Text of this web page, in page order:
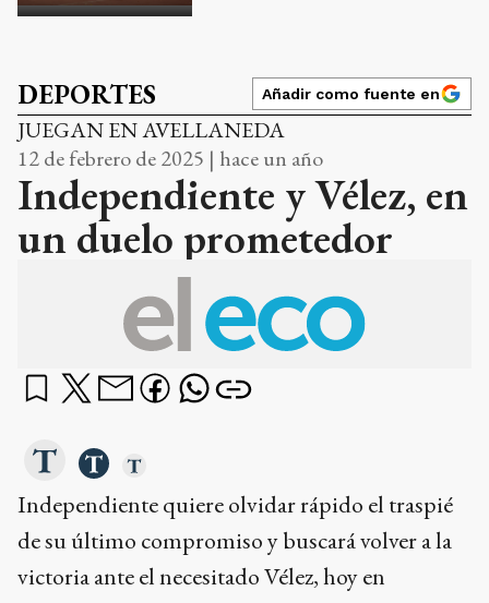
DEPORTES Añadir como fuente en
JUEGAN EN AVELLANEDA
12 de febrero de 2025 | hace un año
Independiente y Vélez, en
un duelo prometedor
Independiente quiere olvidar rápido el traspié
de su último compromiso y buscará volver a la
victoria ante el necesitado Vélez, hoy en